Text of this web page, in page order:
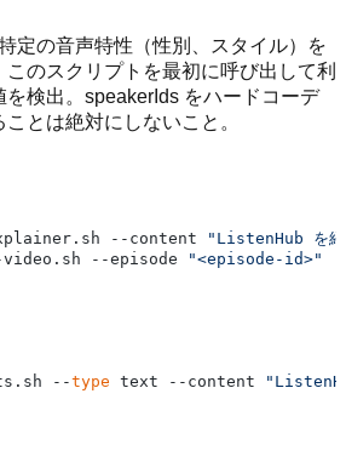
定の音声特性（性別、スタイル）を
このスクリプトを最初に呼び出して利
を検出。speakerIds をハードコーデ
とは絶対にしないこと。
--content
"ListenHub を
video.sh --episode "<episode-id>"
--type text --content